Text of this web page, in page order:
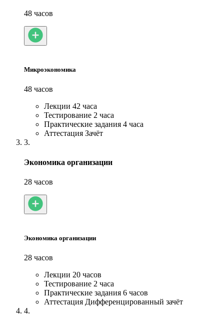
48 часов
Микроэкономика
48 часов
Лекции 42 часа
Тестирование 2 часа
Практические задания 4 часа
Аттестация Зачёт
3.
Экономика организации
28 часов
Экономика организации
28 часов
Лекции 20 часов
Тестирование 2 часа
Практические задания 6 часов
Аттестация Дифференцированный зачёт
4.